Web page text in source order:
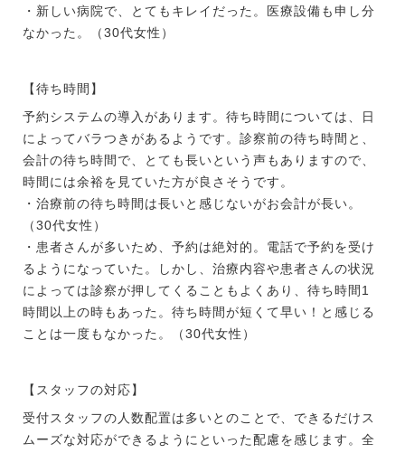
・新しい病院で、とてもキレイだった。医療設備も申し分
なかった。（30代女性）
【待ち時間】
予約システムの導入があります。待ち時間については、日
によってバラつきがあるようです。診察前の待ち時間と、
会計の待ち時間で、とても長いという声もありますので、
時間には余裕を見ていた方が良さそうです。
・治療前の待ち時間は長いと感じないがお会計が長い。
（30代女性）
・患者さんが多いため、予約は絶対的。電話で予約を受け
るようになっていた。しかし、治療内容や患者さんの状況
によっては診察が押してくることもよくあり、待ち時間1
時間以上の時もあった。待ち時間が短くて早い！と感じる
ことは一度もなかった。（30代女性）
【スタッフの対応】
受付スタッフの人数配置は多いとのことで、できるだけス
ムーズな対応ができるようにといった配慮を感じます。全